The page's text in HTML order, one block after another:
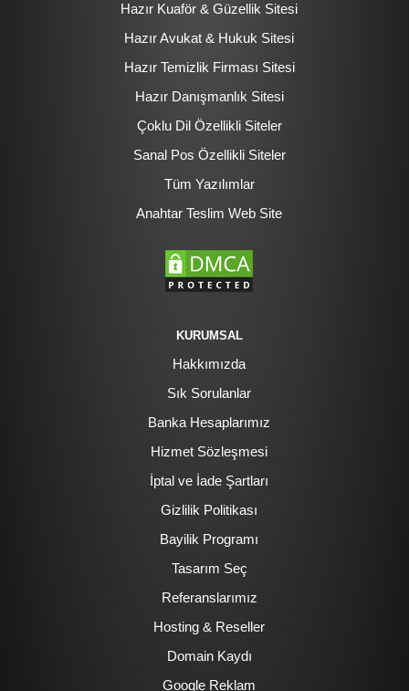
Hazır Kuaför & Güzellik Sitesi
Hazır Avukat & Hukuk Sitesi
Hazır Temizlik Firması Sitesi
Hazır Danışmanlık Sitesi
Çoklu Dil Özellikli Siteler
Sanal Pos Özellikli Siteler
Tüm Yazılımlar
Anahtar Teslim Web Site
KURUMSAL
Hakkımızda
Sık Sorulanlar
Banka Hesaplarımız
Hizmet Sözleşmesi
İptal ve İade Şartları
Gizlilik Politikası
Bayilik Programı
Tasarım Seç
Referanslarımız
Hosting & Reseller
Domain Kaydı
Google Reklam